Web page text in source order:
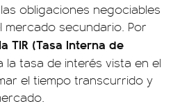
obligaciones negociables
mercado secundario. Por
TIR (Tasa Interna de
la tasa de interés vista en el
el tiempo transcurrido y